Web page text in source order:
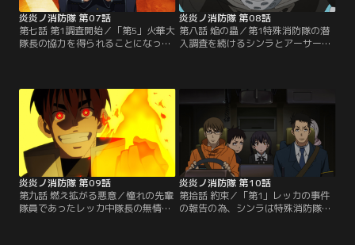
炎炎ノ消防隊 第07話
第七話 第1調査開始／「第5」火華大
隊長の協力を得られることになった
の問題に深く関わっている可能性を
知る。新宿地区を管轄する、バーン
ズ大隊長率いる第1特殊消防隊の関
与を調査する為、桜備大隊長はシン
ラとアーサーに潜入調査を命じる。
【提供：バンダイチャンネル】
炎炎ノ消防隊 第08話
第八話 焔の蟲／第1特殊消防隊の潜
入調査を続けるシンラとアーサー。
ト”が同時発生した知らせを受け出
動する「第1」にシンラ達も同行す
るが、現場の新宿でシンラは謎
の“蟲”によって人が“ホムラビト”に
なる瞬間を目撃する。しかも犯人
は…。【提供：バンダイチャンネ
ル】
炎炎ノ消防隊 第09話
第九話 燃え拡がる悪意／憧れの先輩
隊員であったレッカ中隊長の無情な
炎炎ノ消防隊 第10話
第拾話 約束／「第1」レッカの事件
の報告の為、シンラは特殊消防隊の